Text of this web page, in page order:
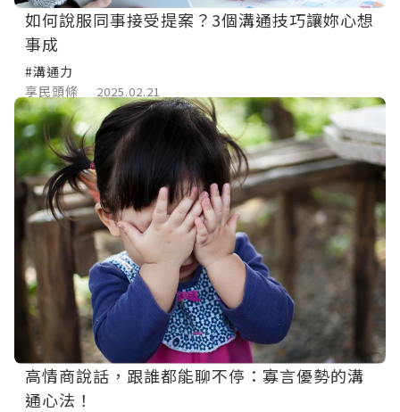
如何說服同事接受提案？3個溝通技巧讓妳心想
事成
#溝通力
享民頭條
2025.02.21
高情商說話，跟誰都能聊不停：寡言優勢的溝
通心法！